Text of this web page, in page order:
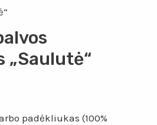
„Saulutė“
padėkliukas (100%